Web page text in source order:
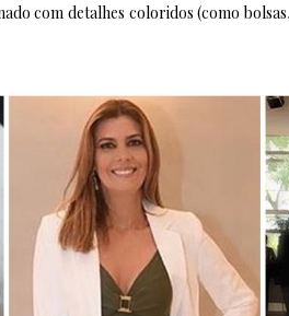
com detalhes coloridos (como